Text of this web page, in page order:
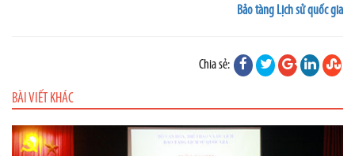
Bảo tàng Lịch sử quốc gia
Chia sẻ:
BÀI VIẾT KHÁC